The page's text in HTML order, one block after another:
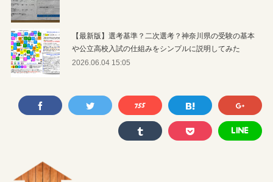
【最新版】選考基準？二次選考？神奈川県の受験の基本
や公立高校入試の仕組みをシンプルに説明してみた
2026.06.04 15:05